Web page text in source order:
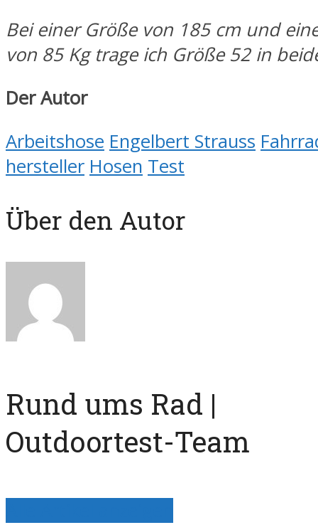
Bei einer Größe von 185 cm und
von 85 Kg trage ich Größe 52 in
Der Autor
Arbeitshose Engelbert Strauss
hersteller Hosen Test
Über den Autor
Rund ums Rad |
Outdoortest-Team